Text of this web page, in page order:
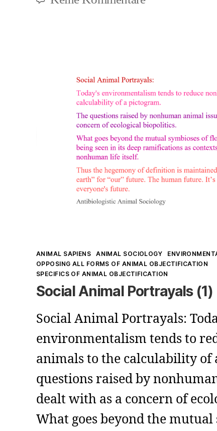
Kategorien
ANIMAL SAPIENS ANIMAL SOCIOLOGY
OPPOSING ALL FORMS OF ANIMAL OBJECTIFICATION
SPECIFICS OF ANIMAL OBJECTIFICATION
Social Animal Portrayals (1)
Social Animal Portrayals:
environmentalism tends to
animals to the calculability of
questions raised by
dealt with as a concern of
What goes beyond the mutual